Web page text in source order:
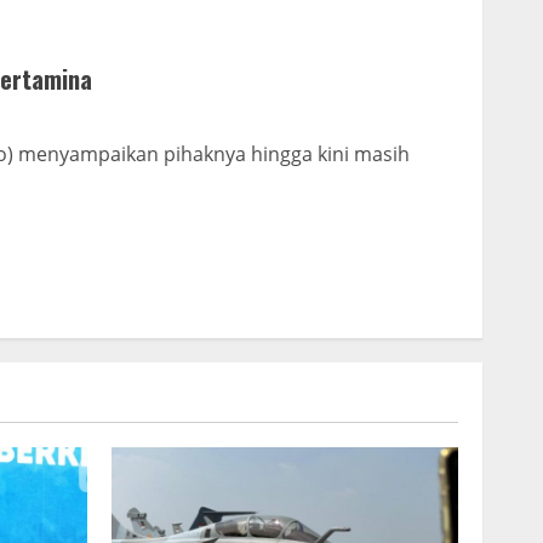
menyampaikan pihaknya hingga kini masih